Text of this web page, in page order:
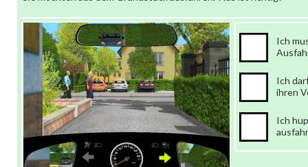
Ich
Ich
ihren
Ich